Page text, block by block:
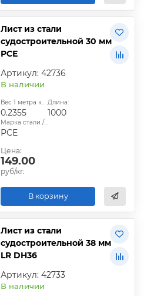
Лист из стали
судостроительной 30 мм
РСЕ
Артикул: 42736
В наличии
Вес 1 метра квадратного, т:
0.2355
Длина:
1000
Марка стали / сплава:
РСЕ
Цена:
149.00
руб/кг.
В корзину
Лист из стали
судостроительной 38 мм
LR DH36
Артикул: 42733
В наличии